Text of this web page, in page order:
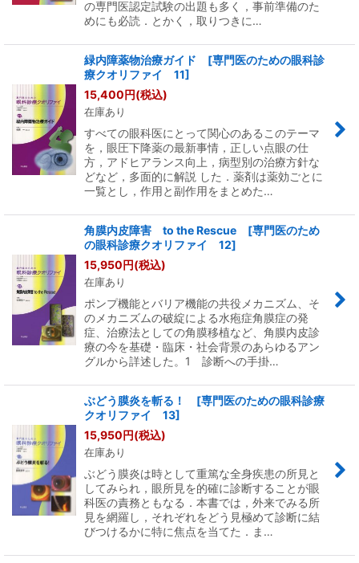
の専門医認定試験の出題も多く，事前準備のた
めにも必読．とかく，取りつきに…
緑内障薬物治療ガイド [専門医のための眼科診
療クオリファイ 11]
15,400円(税込)
在庫あり
すべての眼科医にとって関心のあるこのテーマ
を，眼圧下降薬の最新事情，正しい点眼の仕
方，アドヒアランス向上，病型別の治療方針な
どなど，多面的に解説 した．薬剤は薬効ごとに
一覧とし，作用と副作用をまとめた…
角膜内皮障害 to the Rescue [専門医のため
の眼科診療クオリファイ 12]
15,950円(税込)
在庫あり
ポンプ機能とバリア機能の共役メカニズム、そ
のメカニズムの破綻による水疱症角膜症の発
症、治療法としての角膜移植など、角膜内皮診
療の今を基礎・臨床・社会背景のあらゆるアン
グルから詳述した。1 診断への手掛…
ぶどう膜炎を斬る！ [専門医のための眼科診療
クオリファイ 13]
15,950円(税込)
在庫あり
ぶどう膜炎は時として重篤な全身疾患の所見と
してみられ，眼所見を的確に診断することが眼
科医の責務ともなる．本書では，外来でみる所
見を網羅し，それぞれをどう見極めて診断に結
びつけるかに特に焦点を当てた．ま…